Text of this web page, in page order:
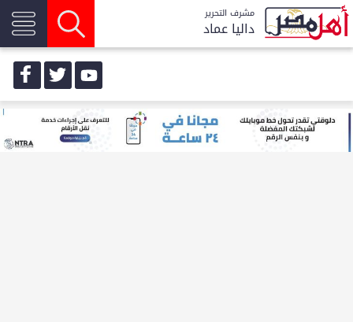
مشرف التحرير
داليا عماد